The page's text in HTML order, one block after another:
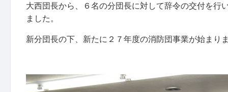
大西団長から、６名の分団長に対して辞令の交付を行
ました。
新分団長の下、新たに２７年度の消防団事業が始まり